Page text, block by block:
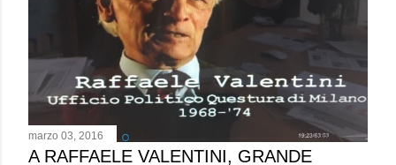
marzo 03, 2016
A RAFFAELE VALENTINI, GRANDE